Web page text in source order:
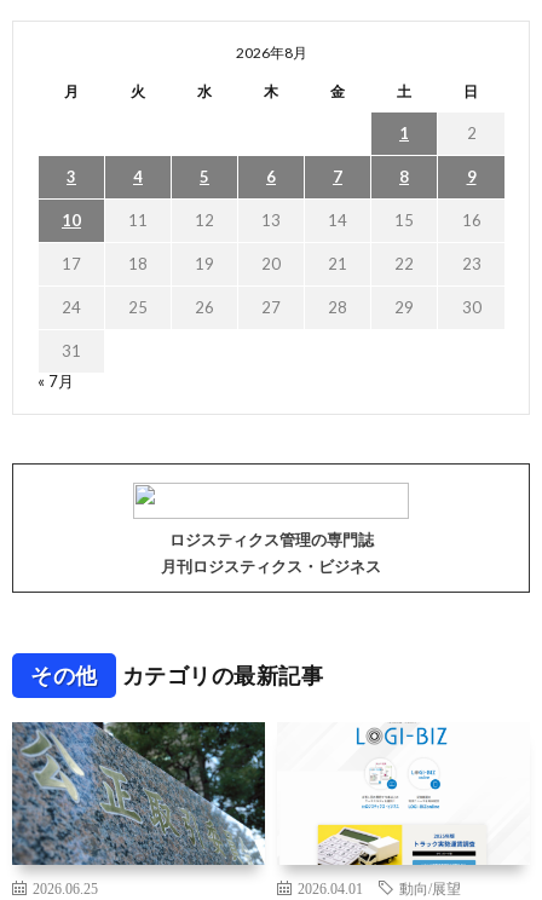
2026年8月
月 火 水 木 金 土 日
1 2
3 4 5 6 7 8 9
10 11 12 13 14 15 16
17 18 19 20 21 22 23
24 25 26 27 28 29 30
31
« 7月
ロジスティクス管理の専門誌
月刊ロジスティクス・ビジネス
その他 カテゴリの最新記事
2026.06.25
2026.04.01 動向/展望